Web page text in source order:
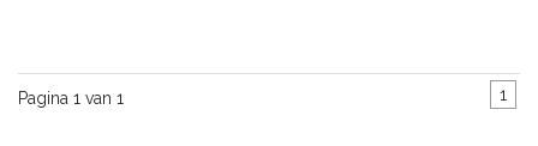
Pagina 1 van 1 1